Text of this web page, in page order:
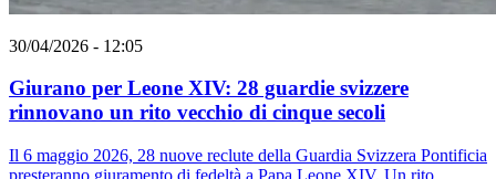
30/04/2026 - 12:05
Giurano per Leone XIV: 28 guardie svizzere
rinnovano un rito vecchio di cinque secoli
Il 6 maggio 2026, 28 nuove reclute della Guardia Svizzera Pontificia
presteranno giuramento di fedeltà a Papa Leone XIV. Un rito